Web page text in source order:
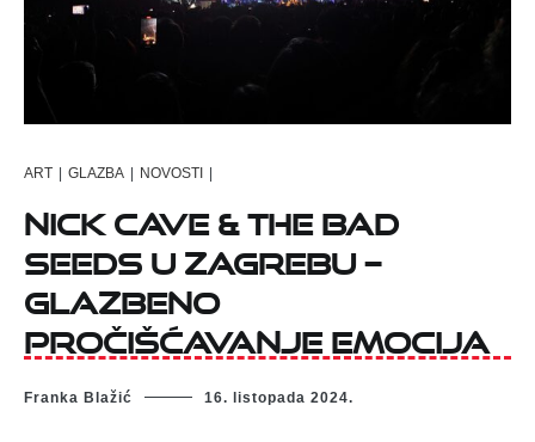
ART | GLAZBA | NOVOSTI |
Nick Cave & The Bad
Seeds u Zagrebu –
Glazbeno
pročišćavanje emocija
Franka Blažić 16. listopada 2024.